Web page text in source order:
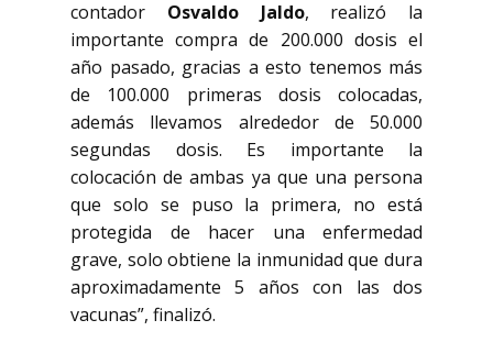
contador Osvaldo Jaldo, realizó la
importante compra de 200.000 dosis el
año pasado, gracias a esto tenemos más
de 100.000 primeras dosis colocadas,
además llevamos alrededor de 50.000
segundas dosis. Es importante la
colocación de ambas ya que una persona
que solo se puso la primera, no está
protegida de hacer una enfermedad
grave, solo obtiene la inmunidad que dura
aproximadamente 5 años con las dos
vacunas”, finalizó.